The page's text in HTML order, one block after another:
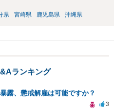
県 宮崎県 鹿児島県 沖縄県
ランキング
露、懲戒解雇は可能ですか？
3